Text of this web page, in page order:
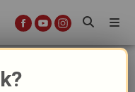
promile